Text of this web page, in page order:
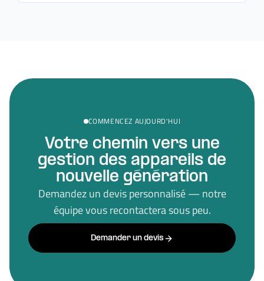
COMMENCEZ AUJOURD'HUI
Votre chemin vers une
gestion des appareils de
nouvelle génération
Demandez un devis personnalisé — notre
équipe vous recontactera sous peu.
Demander un devis